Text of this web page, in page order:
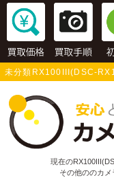
未分類RX100III(DSC-
現在の
その他ののカメ